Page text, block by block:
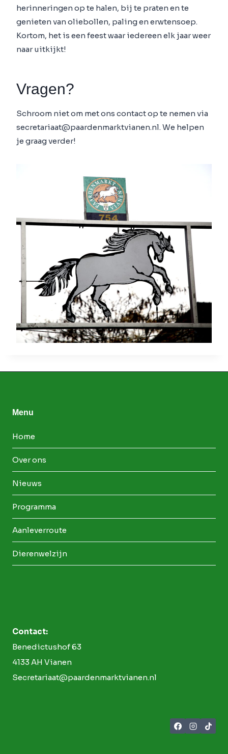
herinneringen op te halen, bij te praten en te
genieten van oliebollen, paling en erwtensoep.
Kortom, het is een feest waar iedereen elk jaar weer
naar uitkijkt!
Vragen?
Schroom niet om met ons contact op te nemen via
secretariaat@paardenmarktvianen.nl. We helpen
je graag verder!
Menu
Home
Over ons
Nieuws
Programma
Aanleverroute
Dierenwelzijn
Contact:
Benedictushof 63
4133 AH Vianen
Secretariaat@paardenmarktvianen.nl